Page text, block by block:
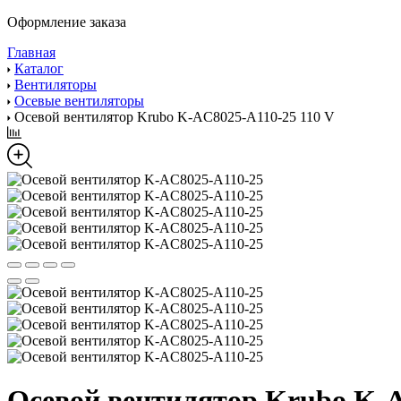
Оформление заказа
Главная
Каталог
Вентиляторы
Осевые вентиляторы
Осевой вентилятор Krubo K-AC8025-A110-25 110 V